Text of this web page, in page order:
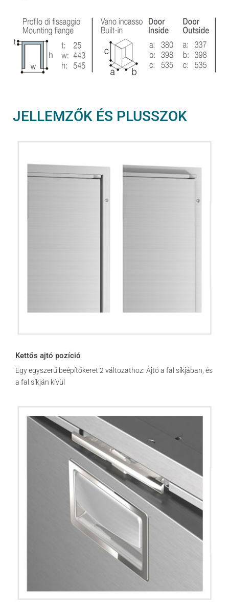
JELLEMZŐK ÉS PLUSSZOK
Kettős ajtó pozíció
Egy egyszerű beépítőkeret 2 változathoz: Ajtó a fal síkjában, és
a fal síkján kívül